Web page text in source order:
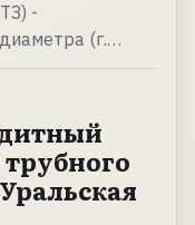
-
(г.…